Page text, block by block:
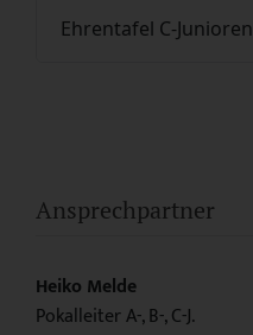
Ehrentafel C-Junioren
Ansprechpartner
Heiko Melde
Pokalleiter A-, B-, C-J.